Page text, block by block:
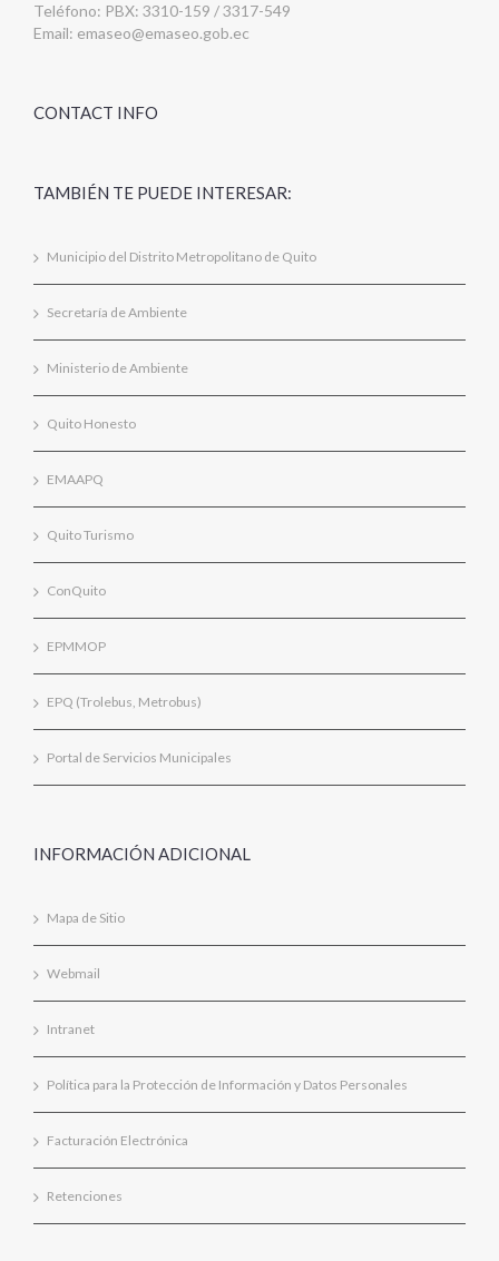
Teléfono: PBX: 3310-159 / 3317-549
Email: emaseo@emaseo.gob.ec
CONTACT INFO
TAMBIÉN TE PUEDE INTERESAR:
Municipio del Distrito Metropolitano de Quito
Secretaría de Ambiente
Ministerio de Ambiente
Quito Honesto
EMAAPQ
Quito Turismo
ConQuito
EPMMOP
EPQ (Trolebus, Metrobus)
Portal de Servicios Municipales
INFORMACIÓN ADICIONAL
Mapa de Sitio
Webmail
Intranet
Política para la Protección de Información y Datos Personales
Facturación Electrónica
Retenciones